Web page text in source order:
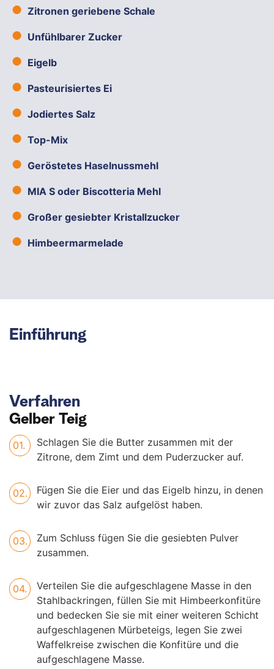
Zitronen geriebene Schale
Unfühlbarer Zucker
Eigelb
Pasteurisiertes Ei
Jodiertes Salz
Top-Mix
Geröstetes Haselnussmehl
MIA S oder Biscotteria Mehl
Großer gesiebter Kristallzucker
Himbeermarmelade
Einführung
Verfahren
Gelber Teig
Schlagen Sie die Butter zusammen mit der
Zitrone, dem Zimt und dem Puderzucker auf.
Fügen Sie die Eier und das Eigelb hinzu, in denen
wir zuvor das Salz aufgelöst haben.
Zum Schluss fügen Sie die gesiebten Pulver
zusammen.
Verteilen Sie die aufgeschlagene Masse in den
Stahlbackringen, füllen Sie mit Himbeerkonfitüre
und bedecken Sie sie mit einer weiteren Schicht
aufgeschlagenen Mürbeteigs, legen Sie zwei
Waffelkreise zwischen die Konfitüre und die
aufgeschlagene Masse.